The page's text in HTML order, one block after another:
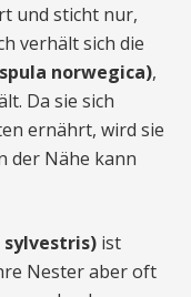
und sticht nur,
verhält sich die
norwegica),
Da sie sich
ernährt, wird sie
der Nähe kann
sylvestris) ist
Nester aber oft